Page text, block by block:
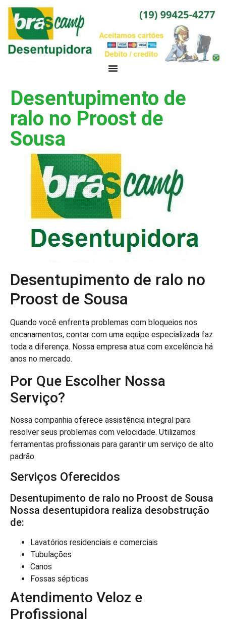
Desentupimento de
ralo no Proost de
Sousa
Desentupimento de ralo no
Proost de Sousa
Quando você enfrenta problemas com bloqueios nos
encanamentos, contar com uma equipe especializada faz
toda a diferença. Nossa empresa atua com excelência há
anos no mercado.
Por Que Escolher Nossa
Serviço?
Nossa companhia oferece assistência integral para
resolver seus problemas com velocidade. Utilizamos
ferramentas profissionais para garantir um serviço de alto
padrão.
Serviços Oferecidos
Desentupimento de ralo no Proost de Sousa
Nossa desentupidora realiza desobstrução
de:
Lavatórios residenciais e comerciais
Tubulações
Canos
Fossas sépticas
Atendimento Veloz e
Profissional